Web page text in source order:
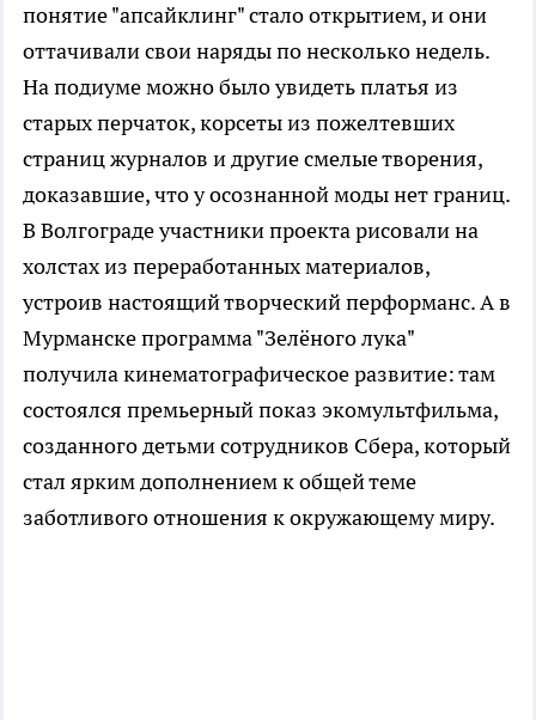
понятие "апсайклинг" стало открытием, и они
оттачивали свои наряды по несколько недель.
На подиуме можно было увидеть платья из
старых перчаток, корсеты из пожелтевших
страниц журналов и другие смелые творения,
доказавшие, что у осознанной моды нет границ.
В Волгограде участники проекта рисовали на
холстах из переработанных материалов,
устроив настоящий творческий перформанс. А в
Мурманске программа "Зелёного лука"
получила кинематографическое развитие: там
состоялся премьерный показ экомультфильма,
созданного детьми сотрудников Сбера, который
стал ярким дополнением к общей теме
заботливого отношения к окружающему миру.